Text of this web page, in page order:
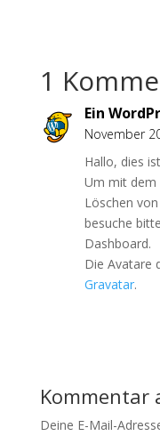
1
Ein
November
Hallo, dies
Um mit dem
Löschen
besuche
Dashboard.
Die Avatare
Gravatar.
Kommentar
Deine E-Mail-